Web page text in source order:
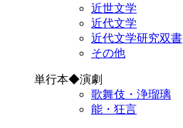
近世文学
近代文学
近代文学研究双書
その他
単行本◆演劇
歌舞伎・浄瑠璃
能・狂言